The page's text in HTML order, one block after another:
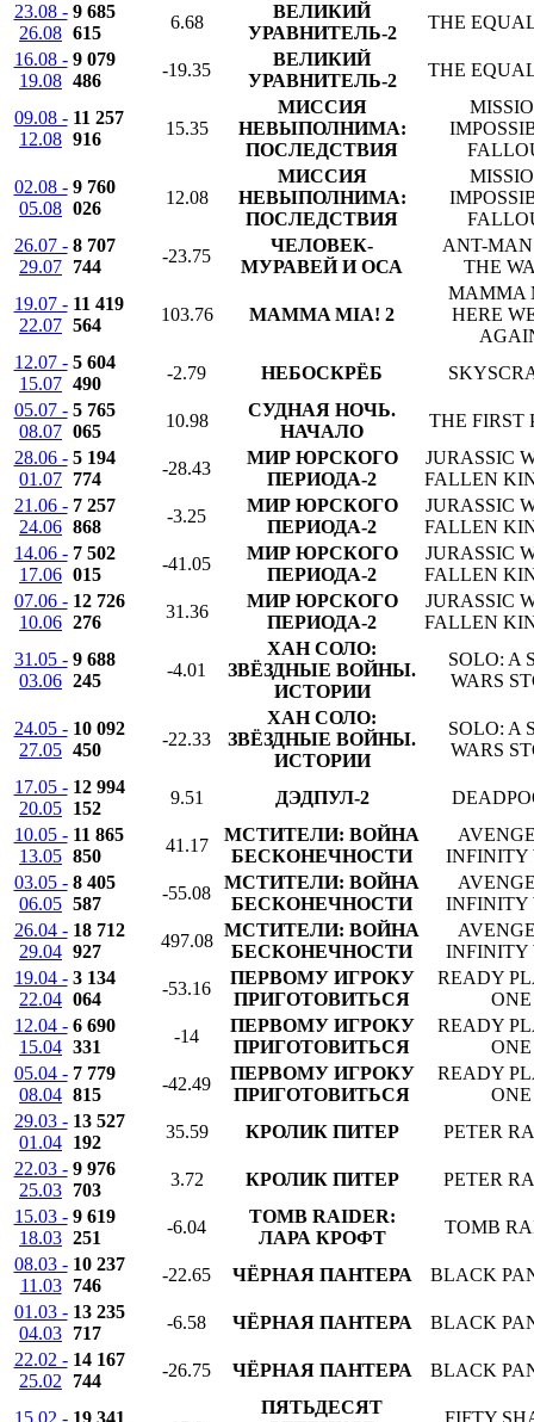
23.08 -
26.08
9 685
615
6.68
ВЕЛИКИЙ
УРАВНИТЕЛЬ-2
THE
16.08 -
19.08
9 079
486
-19.35
ВЕЛИКИЙ
УРАВНИТЕЛЬ-2
THE
09.08 -
12.08
11 257
916
15.35
МИССИЯ
НЕВЫПОЛНИМА:
ПОСЛЕДСТВИЯ
02.08 -
05.08
9 760
026
12.08
МИССИЯ
НЕВЫПОЛНИМА:
ПОСЛЕДСТВИЯ
26.07 -
29.07
8 707
744
-23.75
ЧЕЛОВЕК-
МУРАВЕЙ И ОСА
ANT-
THE
19.07 -
22.07
11 419
564
103.76 MAMMA MIA! 2
MAMMA
HERE
12.07 -
15.07
5 604
490
-2.79 НЕБОСКРЁБ
05.07 -
08.07
5 765
065
10.98
СУДНАЯ НОЧЬ.
НАЧАЛО
THE FIRST
28.06 -
01.07
5 194
774
-28.43
МИР ЮРСКОГО
ПЕРИОДА-2
JURASSIC
FALLEN
21.06 -
24.06
7 257
868
-3.25
МИР ЮРСКОГО
ПЕРИОДА-2
JURASSIC
FALLEN
14.06 -
17.06
7 502
015
-41.05
МИР ЮРСКОГО
ПЕРИОДА-2
JURASSIC
FALLEN
07.06 -
10.06
12 726
276
31.36
МИР ЮРСКОГО
ПЕРИОДА-2
JURASSIC
FALLEN
31.05 -
03.06
9 688
245
-4.01
ХАН СОЛО:
ЗВЁЗДНЫЕ ВОЙНЫ.
ИСТОРИИ
SOLO: A
WARS
24.05 -
27.05
10 092
450
-22.33
ХАН СОЛО:
ЗВЁЗДНЫЕ ВОЙНЫ.
ИСТОРИИ
SOLO: A
WARS
17.05 -
20.05
12 994
152
9.51 ДЭДПУЛ-2
10.05 -
13.05
11 865
850
41.17
МСТИТЕЛИ: ВОЙНА
БЕСКОНЕЧНОСТИ
INFINITY
03.05 -
06.05
8 405
587
-55.08
МСТИТЕЛИ: ВОЙНА
БЕСКОНЕЧНОСТИ
INFINITY
26.04 -
29.04
18 712
927
497.08
МСТИТЕЛИ: ВОЙНА
БЕСКОНЕЧНОСТИ
INFINITY
19.04 -
22.04
3 134
064
-53.16
ПЕРВОМУ ИГРОКУ
ПРИГОТОВИТЬСЯ
READY
ONE
12.04 -
15.04
6 690
331
-14
ПЕРВОМУ ИГРОКУ
ПРИГОТОВИТЬСЯ
READY
ONE
05.04 -
08.04
7 779
815
-42.49
ПЕРВОМУ ИГРОКУ
ПРИГОТОВИТЬСЯ
READY
ONE
29.03 -
01.04
13 527
192
35.59 КРОЛИК ПИТЕР
PETER
22.03 -
25.03
9 976
703
3.72 КРОЛИК ПИТЕР
PETER
15.03 -
18.03
9 619
251
-6.04
TOMB RAIDER:
ЛАРА КРОФТ
TOMB
08.03 -
11.03
10 237
746
-22.65 ЧЁРНАЯ ПАНТЕРА
BLACK
01.03 -
04.03
13 235
717
-6.58 ЧЁРНАЯ ПАНТЕРА
BLACK
22.02 -
25.02
14 167
744
-26.75 ЧЁРНАЯ ПАНТЕРА BLACK
ПЯТЬДЕСЯТ